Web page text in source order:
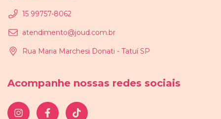
15 99757-8062
atendimento@joud.com.br
Rua Maria Marchesi Donati - Tatuí SP
Acompanhe nossas redes sociais